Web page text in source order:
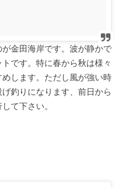
金田海岸です。波が静かで
です。特に春から秋は様々
します。ただし風が強い時
釣りになります、前日から
て下さい。